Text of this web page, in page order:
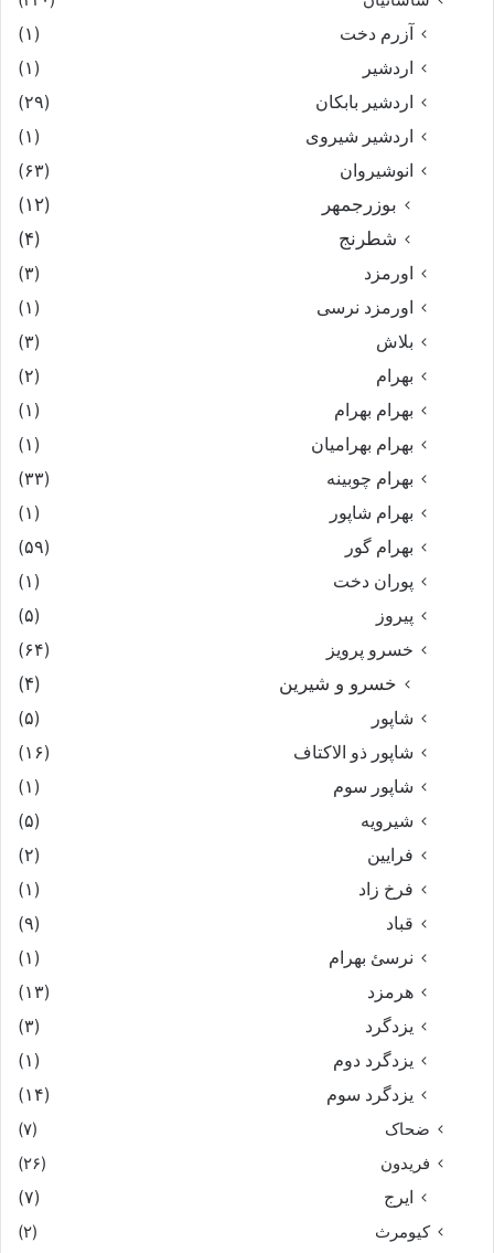
آزرم دخت
(۱)
اردشیر
(۱)
اردشیر بابکان
(۲۹)
اردشیر شیروی
(۱)
انوشیروان
(۶۳)
بوزرجمهر
(۱۲)
شطرنج
(۴)
اورمزد
(۳)
اورمزد نرسى‏
(۱)
بلاش
(۳)
بهرام
(۲)
بهرام بهرام
(۱)
بهرام بهرامیان‏
(۱)
بهرام چوبینه
(۳۳)
بهرام شاپور
(۱)
بهرام گور
(۵۹)
پوران دخت
(۱)
پیروز
(۵)
خسرو پرویز
(۶۴)
خسرو و شیرین (۴)
شاپور
(۵)
شاپور ذو الاکتاف
(۱۶)
شاپور سوم‏
(۱)
شیرویه
(۵)
فرایین
(۲)
فرخ زاد
(۱)
قباد
(۹)
نرسئ بهرام‏
(۱)
هرمزد
(۱۳)
یزدگرد
(۳)
یزدگرد دوم
(۱)
یزدگرد سوم
(۱۴)
ضحاک
(۷)
فریدون
(۲۶)
ایرج
(۷)
کیومرث
(۲)